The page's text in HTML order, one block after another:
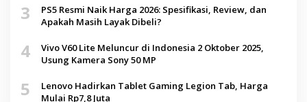
3
PS5 Resmi Naik Harga 2026: Spesifikasi, Review, dan
Apakah Masih Layak Dibeli?
4
Vivo V60 Lite Meluncur di Indonesia 2 Oktober 2025,
Usung Kamera Sony 50 MP
5
Lenovo Hadirkan Tablet Gaming Legion Tab, Harga
Mulai Rp7,8 Juta